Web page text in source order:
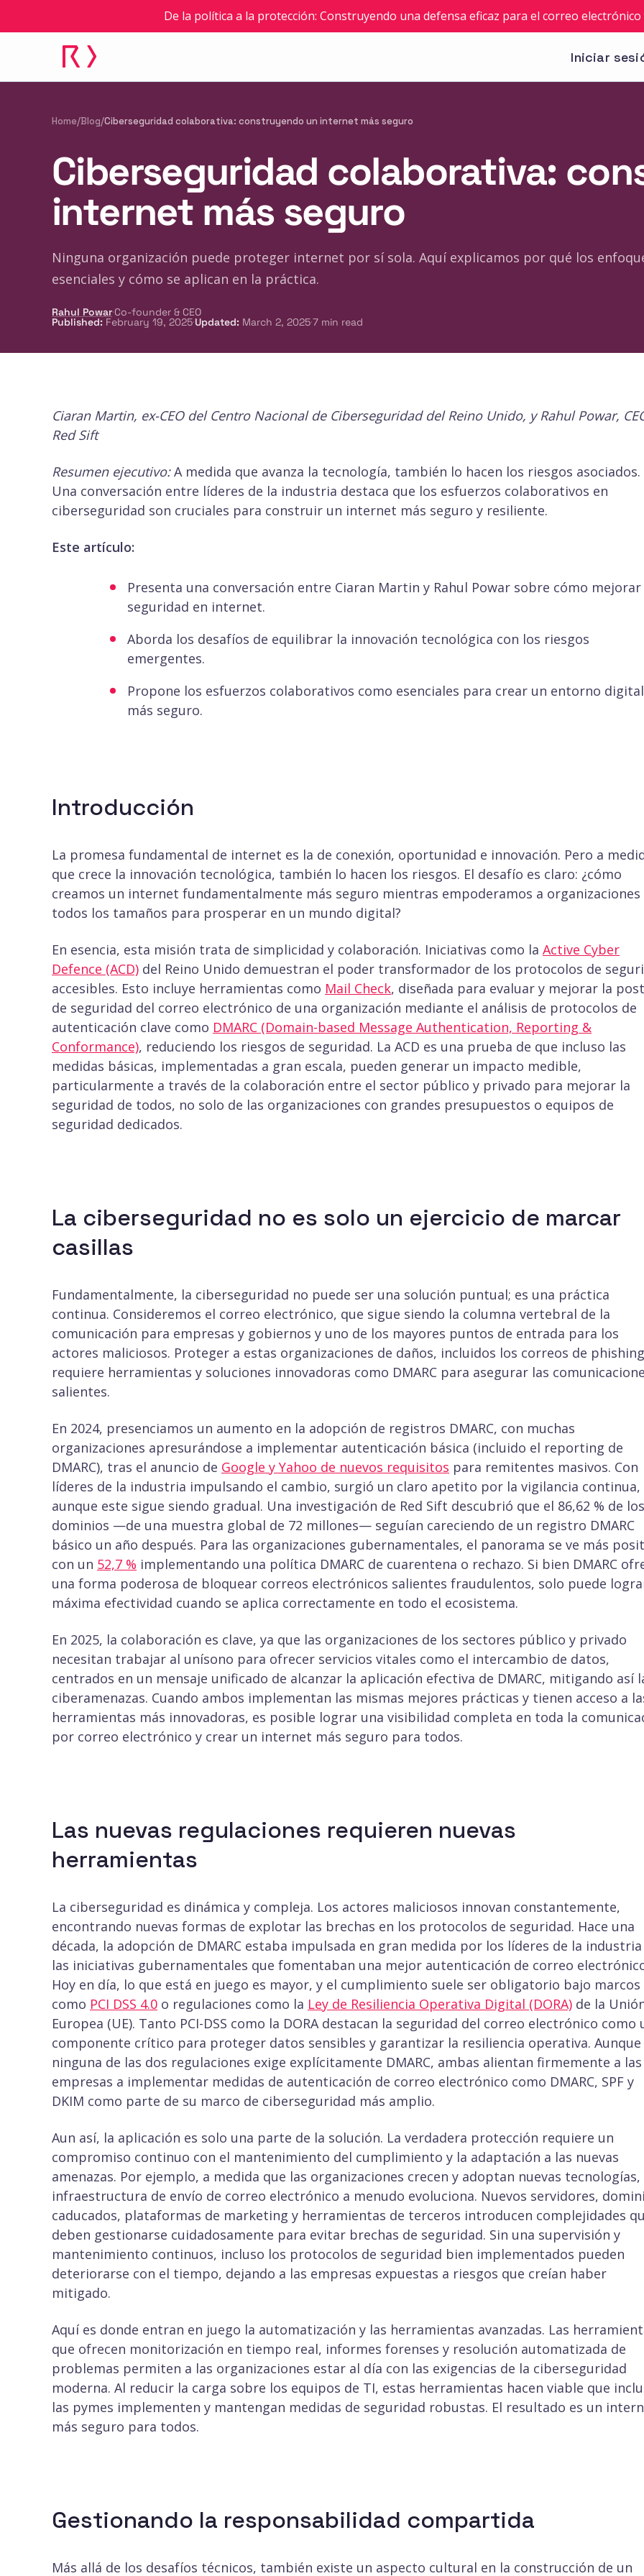
De la política a la protección: Construyendo una defensa eficaz para el correo electrónico
Iniciar
Home/Blog/Ciberseguridad colaborativa: construyendo un internet más seguro
Ciberseguridad colaborativa:
internet más seguro
Ninguna organización puede proteger internet por sí sola. Aquí explicamos por qué los
esenciales y cómo se aplican en la práctica.
Rahul Powar·Co-founder & CEO
Published: February 19, 2025·Updated: March 2, 2025·7 min read
Ciaran Martin, ex-CEO del Centro Nacional de Ciberseguridad del Reino Unido, y Rahul Powar,
Red Sift
Resumen ejecutivo:A medida que avanza la tecnología, también lo hacen los riesgos asociados.
Una conversación entre líderes de la industria destaca que los esfuerzos colaborativos en
ciberseguridad son cruciales para construir un internet más seguro y resiliente.
Este artículo:
Presenta una conversación entre Ciaran Martin y Rahul Powar sobre cómo mejorar
seguridad en internet.​
Aborda los desafíos de equilibrar la innovación tecnológica con los riesgos
emergentes.​
Propone los esfuerzos colaborativos como esenciales para crear un entorno digital
más seguro.
Introducción
La promesa fundamental de internet es la de conexión, oportunidad e innovación. Pero a
que crece la innovación tecnológica, también lo hacen los riesgos. El desafío es claro: ¿cómo
creamos un internet fundamentalmente más seguro mientras empoderamos a organizaciones
todos los tamaños para prosperar en un mundo digital?
En esencia, esta misión trata de simplicidad y colaboración. Iniciativas como la Active Cyber
Defence (ACD) del Reino Unido demuestran el poder transformador de los protocolos de
accesibles. Esto incluye herramientas como Mail Check, diseñada para evaluar y mejorar la
de seguridad del correo electrónico de una organización mediante el análisis de protocolos de
autenticación clave como DMARC (Domain-based Message Authentication, Reporting &
Conformance), reduciendo los riesgos de seguridad. La ACD es una prueba de que incluso las
medidas básicas, implementadas a gran escala, pueden generar un impacto medible,
particularmente a través de la colaboración entre el sector público y privado para mejorar la
seguridad de todos, no solo de las organizaciones con grandes presupuestos o equipos de
seguridad dedicados.
La ciberseguridad no es solo un ejercicio de marcar
casillas
Fundamentalmente, la ciberseguridad no puede ser una solución puntual; es una práctica
continua. Consideremos el correo electrónico, que sigue siendo la columna vertebral de la
comunicación para empresas y gobiernos y uno de los mayores puntos de entrada para los
actores maliciosos. Proteger a estas organizaciones de daños, incluidos los correos de
requiere herramientas y soluciones innovadoras como DMARC para asegurar las
salientes.
En 2024, presenciamos un aumento en la adopción de registros DMARC, con muchas
organizaciones apresurándose a implementar autenticación básica (incluido el reporting de
DMARC), tras el anuncio de Google y Yahoo de nuevos requisitos para remitentes masivos. Con
líderes de la industria impulsando el cambio, surgió un claro apetito por la vigilancia continua,
aunque este sigue siendo gradual. Una investigación de Red Sift descubrió que el 86,62 % de los
dominios —de una muestra global de 72 millones— seguían careciendo de un registro DMARC
básico un año después. Para las organizaciones gubernamentales, el panorama se ve más
con un 52,7 % implementando una política DMARC de cuarentena o rechazo. Si bien DMARC
una forma poderosa de bloquear correos electrónicos salientes fraudulentos, solo puede
máxima efectividad cuando se aplica correctamente en todo el ecosistema.
En 2025, la colaboración es clave, ya que las organizaciones de los sectores público y privado
necesitan trabajar al unísono para ofrecer servicios vitales como el intercambio de datos,
centrados en un mensaje unificado de alcanzar la aplicación efectiva de DMARC, mitigando así
ciberamenazas. Cuando ambos implementan las mismas mejores prácticas y tienen acceso a
herramientas más innovadoras, es posible lograr una visibilidad completa en toda la
por correo electrónico y crear un internet más seguro para todos.
Las nuevas regulaciones requieren nuevas
herramientas
La ciberseguridad es dinámica y compleja. Los actores maliciosos innovan constantemente,
encontrando nuevas formas de explotar las brechas en los protocolos de seguridad. Hace una
década, la adopción de DMARC estaba impulsada en gran medida por los líderes de la
las iniciativas gubernamentales que fomentaban una mejor autenticación de correo
Hoy en día, lo que está en juego es mayor, y el cumplimiento suele ser obligatorio bajo marcos
como PCI DSS 4.0 o regulaciones como la Ley de Resiliencia Operativa Digital (DORA) de la
Europea (UE). Tanto PCI-DSS como la DORA destacan la seguridad del correo electrónico como
componente crítico para proteger datos sensibles y garantizar la resiliencia operativa. Aunque
ninguna de las dos regulaciones exige explícitamente DMARC, ambas alientan firmemente a las
empresas a implementar medidas de autenticación de correo electrónico como DMARC, SPF y
DKIM como parte de su marco de ciberseguridad más amplio.
Aun así, la aplicación es solo una parte de la solución. La verdadera protección requiere un
compromiso continuo con el mantenimiento del cumplimiento y la adaptación a las nuevas
amenazas. Por ejemplo, a medida que las organizaciones crecen y adoptan nuevas tecnologías,
infraestructura de envío de correo electrónico a menudo evoluciona. Nuevos servidores,
caducados, plataformas de marketing y herramientas de terceros introducen complejidades
deben gestionarse cuidadosamente para evitar brechas de seguridad. Sin una supervisión y
mantenimiento continuos, incluso los protocolos de seguridad bien implementados pueden
deteriorarse con el tiempo, dejando a las empresas expuestas a riesgos que creían haber
mitigado.
Aquí es donde entran en juego la automatización y las herramientas avanzadas. Las
que ofrecen monitorización en tiempo real, informes forenses y resolución automatizada de
problemas permiten a las organizaciones estar al día con las exigencias de la ciberseguridad
moderna. Al reducir la carga sobre los equipos de TI, estas herramientas hacen viable que
las pymes implementen y mantengan medidas de seguridad robustas. El resultado es un
más seguro para todos.
Gestionando la responsabilidad compartida
Más allá de los desafíos técnicos, también existe un aspecto cultural en la construcción de un